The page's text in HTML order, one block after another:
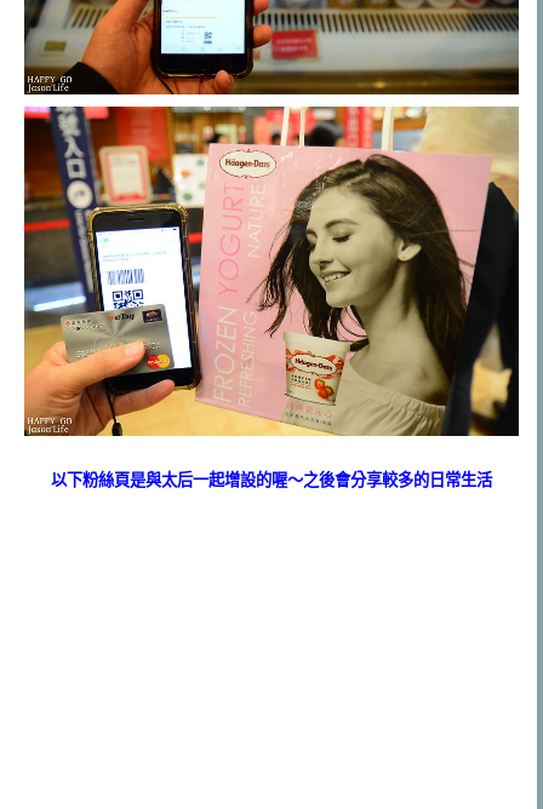
以下粉絲頁是與太后一起增設的喔～之後會分享較多的日常生活